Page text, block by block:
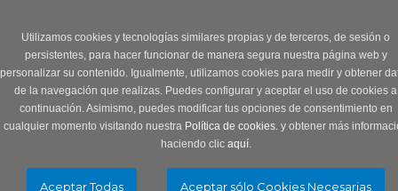
Utilizamos cookies y tecnologías similares propias y de terceros, de sesión o
persistentes, para hacer funcionar de manera segura nuestra página web y
personalizar su contenido. Igualmente, utilizamos cookies para medir y obtener
de la navegación que realizas. Puedes configurar y aceptar el uso de cookies a
continuación. Asimismo, puedes modificar tus opciones de consentimiento en
cualquier momento visitando nuestra Política de cookies.y obtener más
haciendo clic aquí.